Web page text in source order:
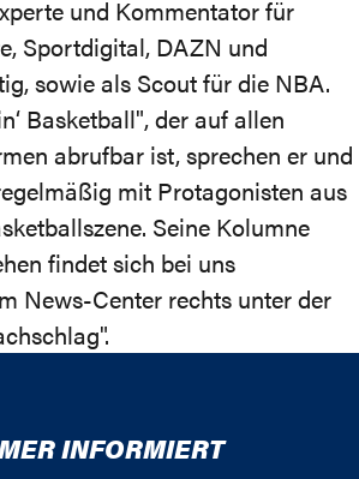
und Kommentator für
Sportdigital, DAZN und
sowie als Scout für die NBA.
Basketball", der auf allen
abrufbar ist, sprechen er und
mit Protagonisten aus
Seine Kolumne
findet sich bei uns
News-Center rechts unter der
INFORMIERT